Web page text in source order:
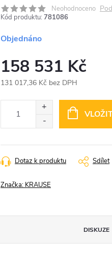
Neohodnoceno
Kód produktu: 781086
Objednáno
158 531 Kč
131 017,36 Kč bez DPH
Dotaz k produktu Sdílet
Značka: KRAUSE
DISKUZE